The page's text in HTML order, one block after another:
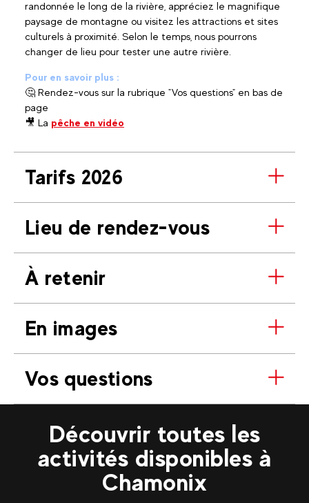
randonnée le long de la rivière, appréciez le magnifique
paysage de montagne ou visitez les attractions et sites
culturels à proximité. Selon le temps, nous pourrons
changer de lieu pour tester une autre rivière.
Pour en savoir plus :
🤔 Rendez-vous sur la rubrique "Vos questions" en bas de
page
🎥 La pêche en vidéo
Tarifs 2026
Lieu de rendez-vous
À retenir
En images
Vos questions
Découvrir toutes les
activités disponibles à
Chamonix